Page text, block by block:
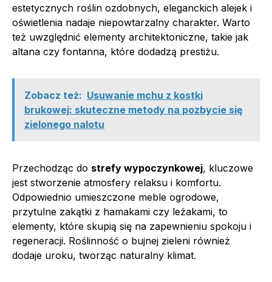
estetycznych roślin ozdobnych, eleganckich alejek i
oświetlenia nadaje niepowtarzalny charakter. Warto
też uwzględnić elementy architektoniczne, takie jak
altana czy fontanna, które dodadzą prestiżu.
Zobacz też: Usuwanie mchu z kostki
brukowej: skuteczne metody na pozbycie się
zielonego nalotu
Przechodząc do strefy wypoczynkowej, kluczowe
jest stworzenie atmosfery relaksu i komfortu.
Odpowiednio umieszczone meble ogrodowe,
przytulne zakątki z hamakami czy leżakami, to
elementy, które skupią się na zapewnieniu spokoju i
regeneracji. Roślinność o bujnej zieleni również
dodaje uroku, tworząc naturalny klimat.